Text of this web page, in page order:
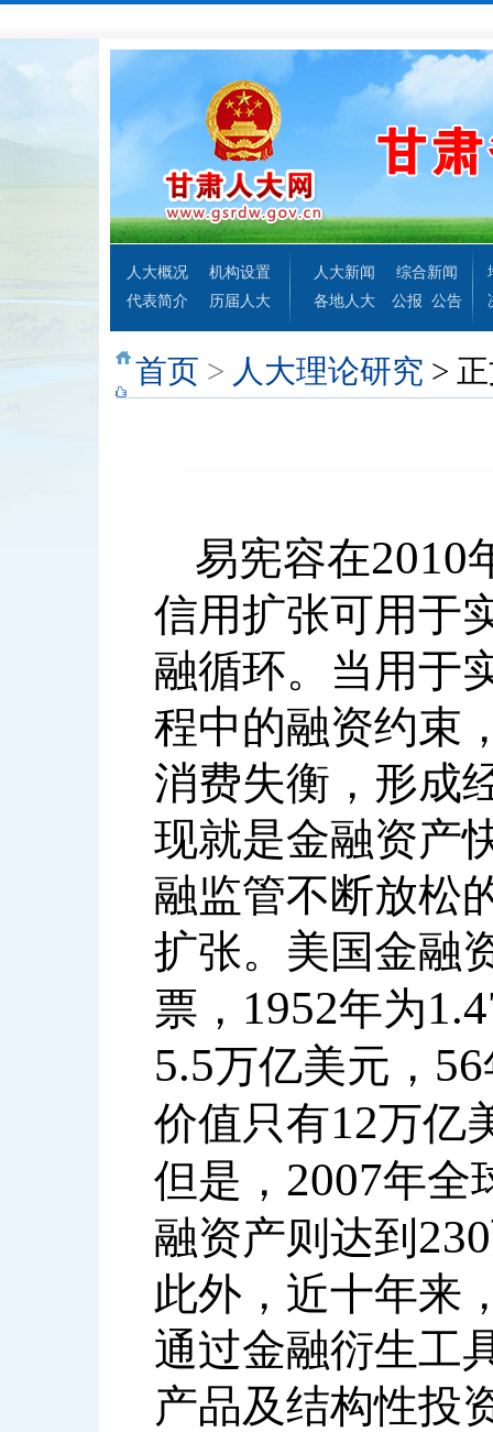
人大概况
机构设置
代表简介
历届人大
人大新闻
综合新闻
各地人大
公报 公告
首页 > 人大理论研究 >
易宪容在2010
信用扩张可用于
融循环。当用于
程中的融资约束
消费失衡，形成
现就是金融资产
融监管不断放松
扩张。美国金融
票， 1952年为
5.5万亿美元， 56
价值只有12万亿
但是， 2007年全
融资产则达到 230
此外，近十年来
通过金融衍生工
产品及结构性投